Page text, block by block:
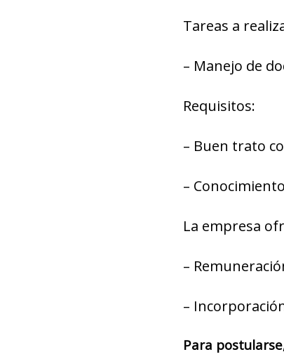
Tareas a
– Manejo de
Requisitos:
– Buen trato
–
La empresa
–
–
Para